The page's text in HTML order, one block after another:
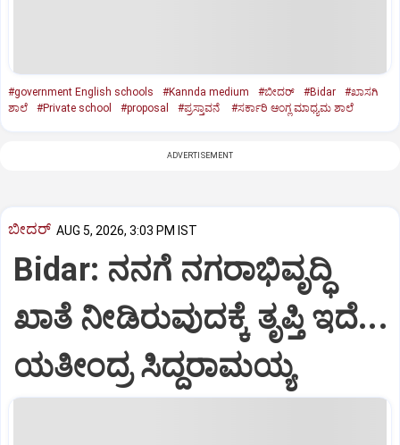
#government English schools #Kannda medium #ಬೀದರ್ #Bidar
#ಖಾಸಗಿ
ಶಾಲೆ
#Private school #proposal #ಪ್ರಸ್ತಾವನೆ #ಸರ್ಕಾರಿ ಆಂಗ್ಲ ಮಾಧ್ಯಮ ಶಾಲೆ
ADVERTISEMENT
ಬೀದರ್ AUG 5, 2026, 3:03 PM IST
Bidar: ನನಗೆ ನಗರಾಭಿವೃದ್ಧಿ
ಖಾತೆ ನೀಡಿರುವುದಕ್ಕೆ ತೃಪ್ತಿ ಇದೆ...
ಯತೀಂದ್ರ ಸಿದ್ದರಾಮಯ್ಯ